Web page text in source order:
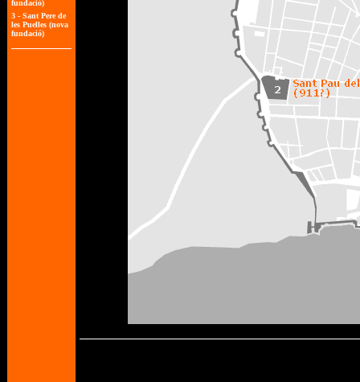
fundació)
3 - Sant Pere de
les Puelles (nova
fundació)